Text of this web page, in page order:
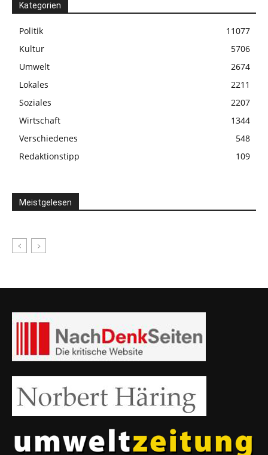
Kategorien
Politik
11077
Kultur
5706
Umwelt
2674
Lokales
2211
Soziales
2207
Wirtschaft
1344
Verschiedenes
548
Redaktionstipp
109
Meistgelesen